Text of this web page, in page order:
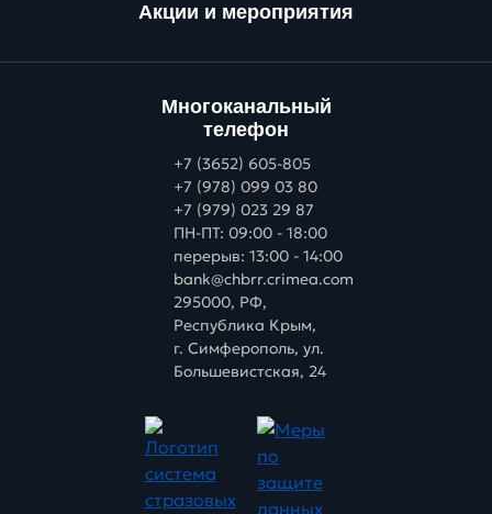
Акции и мероприятия
Многоканальный
телефон
+7 (3652) 605-805
+7 (978) 099 03 80
+7 (979) 023 29 87
ПН-ПТ: 09:00 - 18:00
перерыв: 13:00 - 14:00
bank@chbrr.crimea.com
295000, РФ,
Республика Крым,
г. Симферополь, ул.
Большевистская, 24